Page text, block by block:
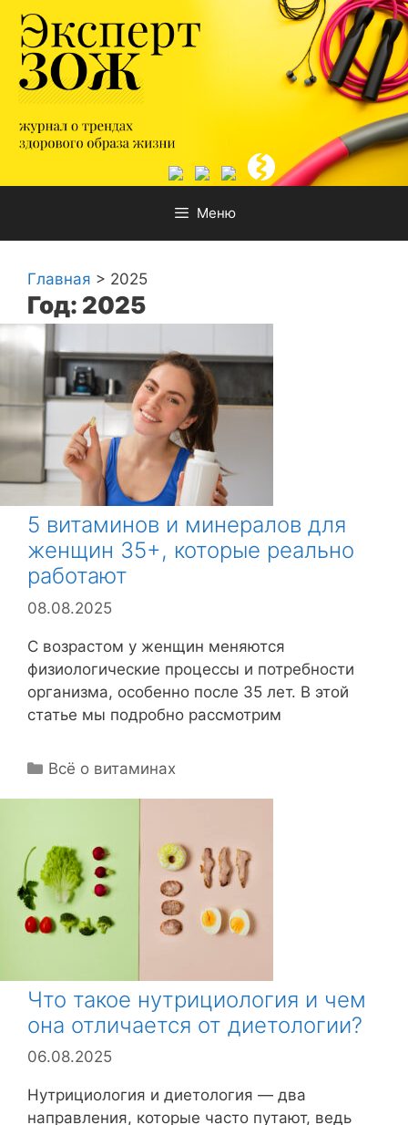
Перейти
содержимому
Меню
Главная > 2025
Год: 2025
5 витаминов и минералов для
женщин 35+, которые реально
работают
08.08.2025
С возрастом у женщин меняются
физиологические процессы и потребности
организма, особенно после 35 лет. В этой
статье мы подробно рассмотрим
Р
и
к
и
Всё о витаминах
Что такое нутрициология и чем
она отличается от диетологии?
06.08.2025
Нутрициология и диетология — два
направления, которые часто путают, ведь